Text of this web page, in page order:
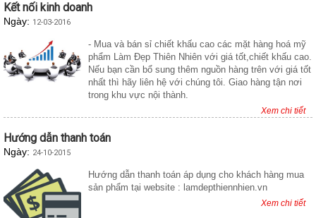
Kết nối kinh doanh
Ngày: 12-03-2016
- Mua và bán sỉ chiết khấu cao các mặt hàng hoá mỹ
phẩm Làm Đẹp Thiên Nhiên với giá tốt,chiết khấu cao.
Nếu bạn cần bổ sung thêm nguồn hàng trên với giá tốt
nhất thì hãy liên hệ với chúng tôi. Giao hàng tận nơi
trong khu vực nội thành.
Xem chi tiết
Hướng dẫn thanh toán
Ngày: 24-10-2015
Hướng dẫn thanh toán áp dụng cho khách hàng mua
sản phẩm tại website : lamdepthiennhien.vn
Xem chi tiết